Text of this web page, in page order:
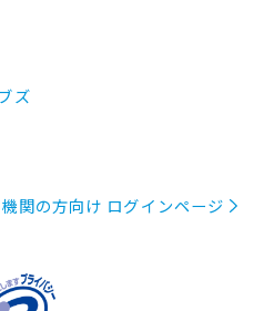
ズ
関の方向け ログインページ